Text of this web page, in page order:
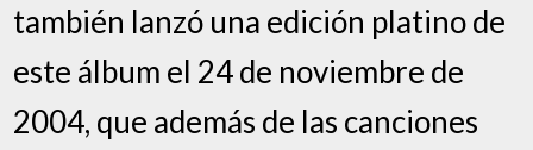
también lanzó una edición platino de
este álbum el 24 de noviembre de
2004, que además de las canciones